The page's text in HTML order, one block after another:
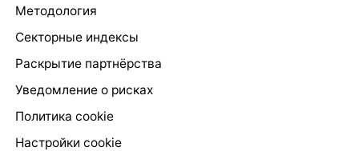
Методология
Секторные индексы
Раскрытие партнёрства
Уведомление о рисках
Политика cookie
Настройки cookie